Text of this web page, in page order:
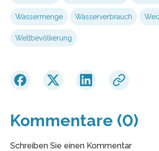
Wassermenge Wasserverbrauch
Weltbevölkerung
Kommentare (0)
Schreiben Sie einen Kommentar